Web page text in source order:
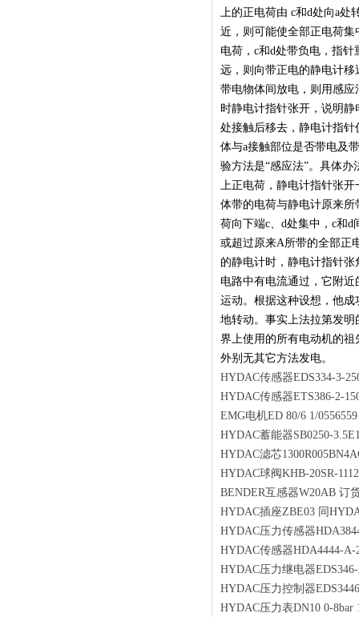
上的正电荷由 c和d处向a处
近，则可能使全部正电荷
电荷，c和d处带负电，指
远，则向带正电的静电计
带电物体间放电，则用感
时静电计指针张开，说明
处接触后移去，静电计指
体与a接触部位是否带电及
验方法是“感应法”。具体
上正电荷，静电计指针张
体带的电荷与静电计原来
荷向下端c、d处集中，c和
或超过原来A所带的全部正
的静电计时，静电计指针
电路中有电流通过，它附
运动。根据这种设想，他
地转动。事实上法拉第发
界上使用的所有电动机的
外别无其它方法发电。
HYDAC传感器EDS334-3-
HYDAC传感器ETS386-2-
EMG电机ED 80/6 1/0556559
HYDAC蓄能器SB0250-
HYDAC滤芯
HYDAC球阀KHB-20SR-
BENDER互感器W20AB 订
HYDAC插座ZBE03 同
HYDAC压力传感器
HYDAC传感器HDA4444-A-
HYDAC压力继电器
HYDAC压力控制器
HYDAC压力表DN10 0-8bar